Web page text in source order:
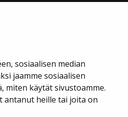
sosiaalisen median
jaamme sosiaalisen
miten käytät sivustoamme.
antanut heille tai joita on